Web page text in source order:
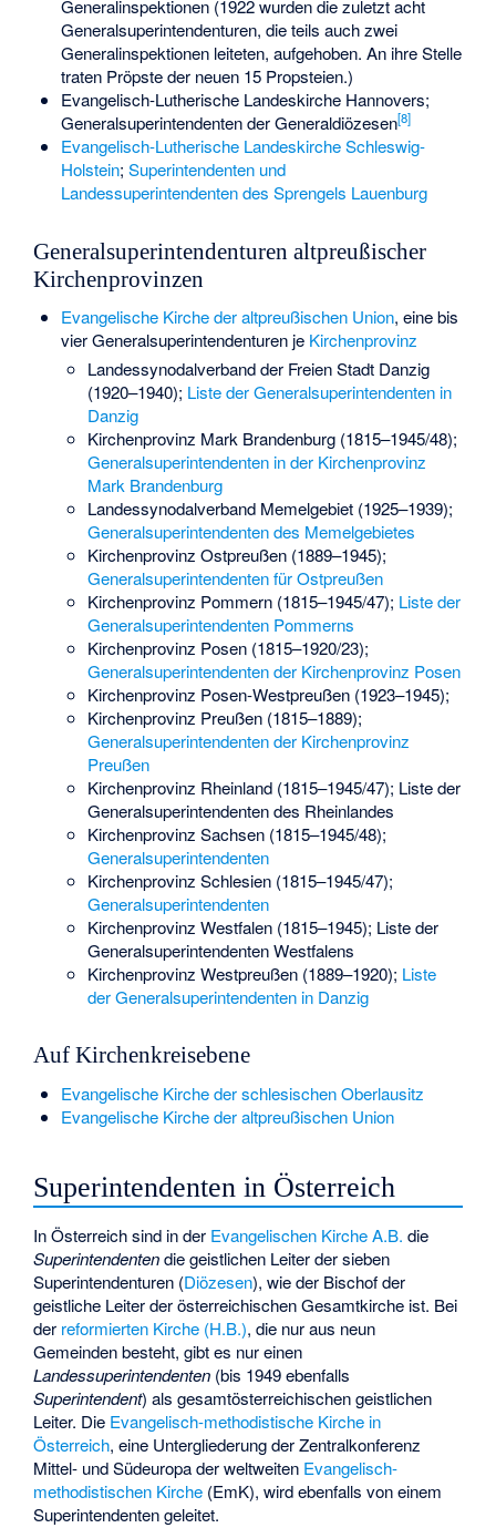
Generalinspektionen (1922 wurden die zuletzt acht
Generalsuperintendenturen, die teils auch zwei
Generalinspektionen leiteten, aufgehoben. An ihre Stelle
traten Pröpste der neuen 15 Propsteien.)
Evangelisch-Lutherische Landeskirche Hannovers;
Generalsuperintendenten der Generaldiözesen[8]
Evangelisch-Lutherische Landeskirche Schleswig-
Holstein; Superintendenten und
Landessuperintendenten des Sprengels Lauenburg
Generalsuperintendenturen altpreußischer
Kirchenprovinzen
Evangelische Kirche der altpreußischen Union, eine bis
vier Generalsuperintendenturen je Kirchenprovinz
Landessynodalverband der Freien Stadt Danzig
(1920–1940); Liste der Generalsuperintendenten in
Danzig
Kirchenprovinz Mark Brandenburg (1815–1945/48);
Generalsuperintendenten in der Kirchenprovinz
Mark Brandenburg
Landessynodalverband Memelgebiet (1925–1939);
Generalsuperintendenten des Memelgebietes
Kirchenprovinz Ostpreußen (1889–1945);
Generalsuperintendenten für Ostpreußen
Kirchenprovinz Pommern (1815–1945/47); Liste der
Generalsuperintendenten Pommerns
Kirchenprovinz Posen (1815–1920/23);
Generalsuperintendenten der Kirchenprovinz Posen
Kirchenprovinz Posen-Westpreußen (1923–1945);
Kirchenprovinz Preußen (1815–1889);
Generalsuperintendenten der Kirchenprovinz
Preußen
Kirchenprovinz Rheinland (1815–1945/47); Liste der
Generalsuperintendenten des Rheinlandes
Kirchenprovinz Sachsen (1815–1945/48);
Generalsuperintendenten
Kirchenprovinz Schlesien (1815–1945/47);
Generalsuperintendenten
Kirchenprovinz Westfalen (1815–1945); Liste der
Generalsuperintendenten Westfalens
Kirchenprovinz Westpreußen (1889–1920); Liste
der Generalsuperintendenten in Danzig
Auf Kirchenkreisebene
Evangelische Kirche der schlesischen Oberlausitz
Evangelische Kirche der altpreußischen Union
Superintendenten in Österreich
In Österreich sind in der Evangelischen Kirche A.B. die
Superintendentendie geistlichen Leiter der sieben
Superintendenturen (Diözesen), wie der Bischof der
geistliche Leiter der österreichischen Gesamtkirche ist. Bei
der reformierten Kirche (H.B.), die nur aus neun
Gemeinden besteht, gibt es nur einen
Landessuperintendenten (bis 1949 ebenfalls
Superintendent) als gesamtösterreichischen geistlichen
Leiter. Die Evangelisch-methodistische Kirche in
Österreich, eine Untergliederung der Zentralkonferenz
Mittel- und Südeuropa der weltweiten Evangelisch-
methodistischen Kirche (EmK), wird ebenfalls von einem
Superintendenten geleitet.